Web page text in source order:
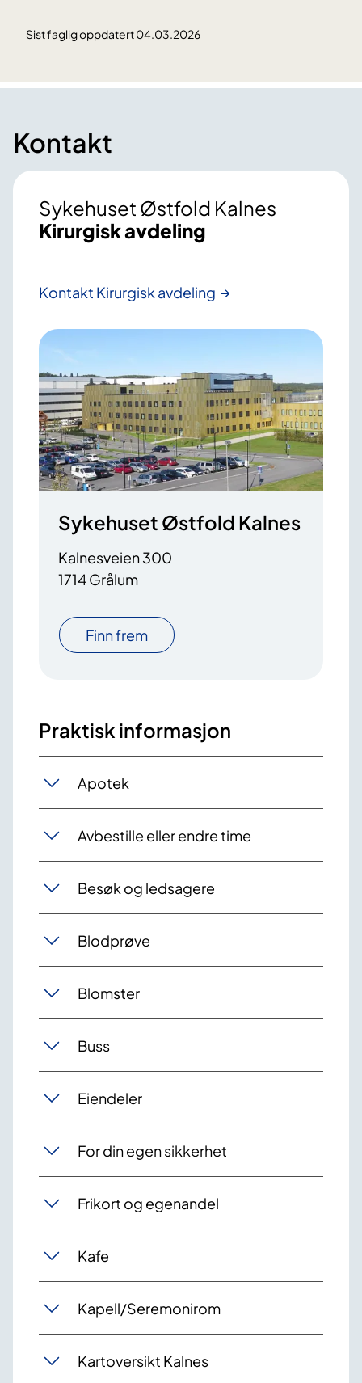
Sist faglig oppdatert 04.03.2026
Kontakt
Sykehuset Østfold Kalnes
Kirurgisk avdeling
Kontakt Kirurgisk avdeling
Sykehuset Østfold Kalnes
Kalnesveien 300
1714 Grålum
Finn frem
Praktisk informasjon
Apotek
Avbestille eller endre time
Besøk og ledsagere
Blodprøve
Blomster
Buss
Eiendeler
For din egen sikkerhet
Frikort og egenandel
Kafe
Kapell/Seremonirom
Kartoversikt Kalnes